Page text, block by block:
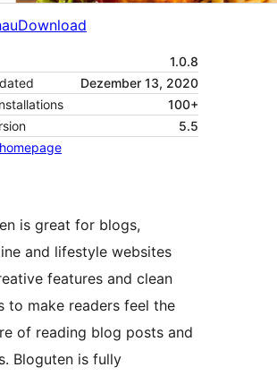
Download
1.0.8
Dezember 13, 2020
100+
5.5
is great for blogs,
and lifestyle websites
features and clean
to make readers feel the
of reading blog posts and
Bloguten is fully